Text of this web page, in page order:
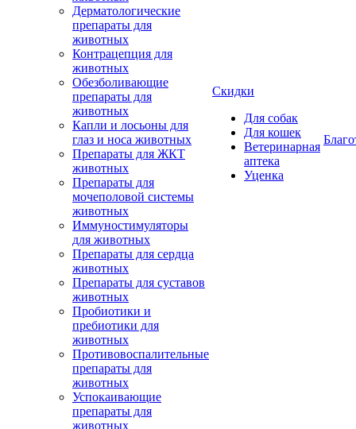
Дерматологические
препараты для
животных
Контрацепция для
животных
Обезболивающие
препараты для
животных
Капли и лосьоны для
глаз и носа животных
Препараты для ЖКТ
животных
Препараты для
мочеполовой системы
животных
Иммуностимуляторы
для животных
Препараты для сердца
животных
Препараты для суставов
животных
Пробиотики и
пребиотики для
животных
Противовоспалительные
препараты для
животных
Успокаивающие
препараты для
животных
Скидки
Для собак
Для кошек
Ветеринарная
аптека
Уценка